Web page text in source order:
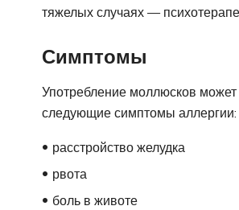
тяжелых случаях —
Симптомы
Употребление моллюсков
следующие симптомы аллергии:
расстройство желудка
рвота
боль в животе